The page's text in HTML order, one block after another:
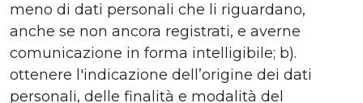
meno di dati personali che li riguardano,
anche se non ancora registrati, e averne
comunicazione in forma intelligibile; b).
ottenere l'indicazione dell’origine dei dati
personali, delle finalità e modalità del